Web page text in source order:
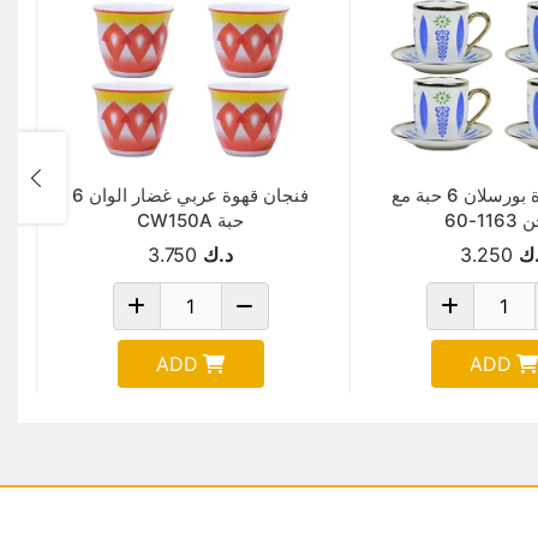
فنجان قهوة بورسلان 6 حبة مع
60
3.250
ADD
فنجان قهوة عربي غضار الوان 6
حبة CW150A
د.ك 3.750
ADD